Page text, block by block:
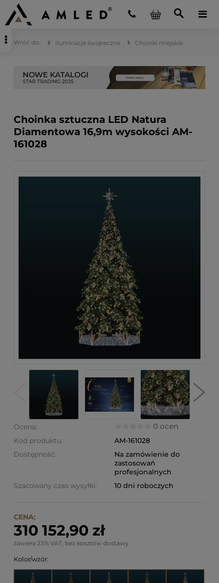
Iluminacje świąteczne Choinki miejskie
Choinka sztuczna LED Natura
Diamentowa 16,9m wysokości AM-
161028
Ocena: 0 ocen
Kod produktu:
AM-161028
Dostępność:
Na zamówienie do
zastosowań
profesjonalnych
Szacowany czas wysyłki:
10 dni roboczych
CENA:
310 152,90 zł
zawiera 23% VAT, bez kosztów dostawy
Kolor/wzór: